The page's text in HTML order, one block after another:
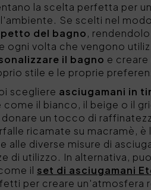
la scelta perfetta per
Se scelti nel
del bagno,
ogni volta che vengono
il bagno e
stile e le proprie
scegliere asciugamani in
il bianco, il beige o il
un tocco di
ricamate su macramè, è
alle diverse misure di
di utilizzo. In alternativa,
il set di asciugamani
per creare un'atmosfera